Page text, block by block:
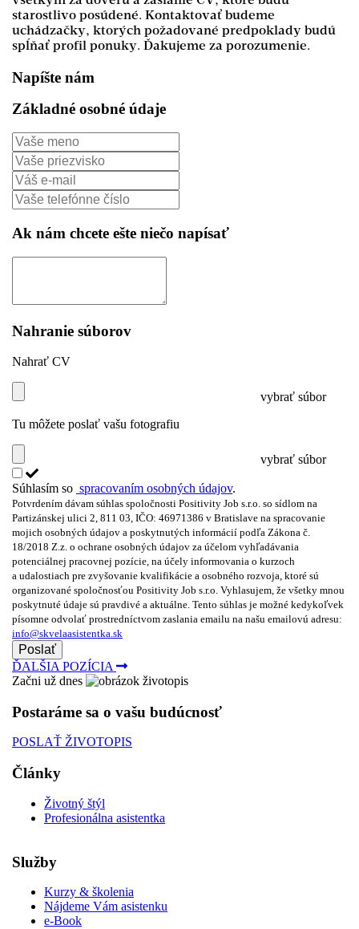
starostlivo posúdené. Kontaktovať budeme
uchádzačky, ktorých požadované predpoklady budú
spĺňať profil ponuky. Ďakujeme za porozumenie.
Napíšte nám
Základné osobné údaje
Ak nám chcete ešte niečo napísať
Nahranie súborov
Nahrať CV
vybrať súbor
Tu môžete poslať vašu fotografiu
vybrať súbor
Súhlasím so spracovaním osobných údajov.
Potvrdením dávam súhlas spoločnosti Positivity Job s.r.o. so sídlom na
Partizánskej ulici 2, 811 03, IČO: 46971386 v Bratislave na spracovanie
mojich osobných údajov a poskytnutých informácií podľa Zákona č.
18/2018 Z.z. o ochrane osobných údajov za účelom vyhľadávania
potenciálnej pracovnej pozície, na účely informovania o kurzoch
a udalostiach pre zvyšovanie kvalifikácie a osobného rozvoja, ktoré sú
organizované spoločnosťou Positivity Job s.r.o. Vyhlasujem, že všetky mnou
poskytnuté údaje sú pravdivé a aktuálne. Tento súhlas je možné kedykoľvek
písomne odvolať prostredníctvom zaslania emailu na našu emailovú adresu:
info@skvelaasistentka.sk
Poslať
ĎALŠIA POZÍCIA
Začni už dnes
Postaráme sa o vašu budúcnosť
POSLAŤ ŽIVOTOPIS
Články
Životný štýl
Profesionálna asistentka
Služby
Kurzy & školenia
Nájdeme Vám asistenku
e-Book